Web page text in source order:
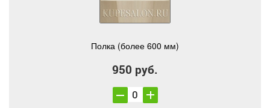
Полка (более 600 мм)
950 руб.